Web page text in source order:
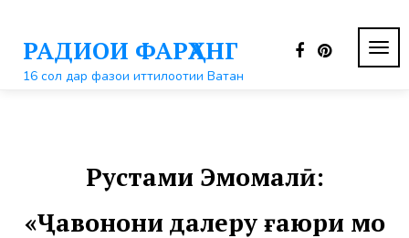
контентуРАДИОИ ФАРҲАНГ
16 сол дар фазои иттилоотии Ватан
Рустами Эмомалӣ:
«Ҷавонони далеру ғаюри мо